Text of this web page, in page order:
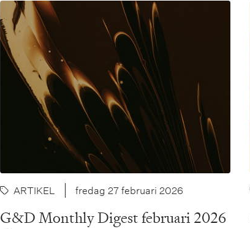
ARTIKEL fredag 27 februari 2026
G&D Monthly Digest februari 2026